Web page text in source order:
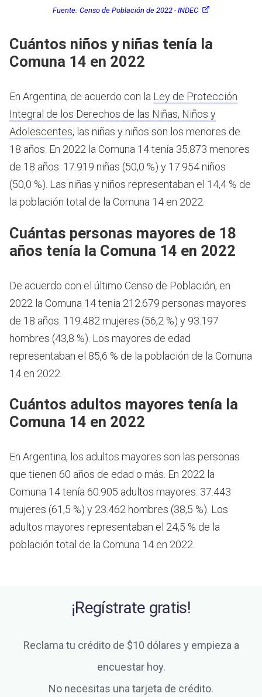
Fuente: Censo de Población de 2022 - INDEC
Cuántos niños y niñas tenía la
Comuna 14 en 2022
En Argentina, de acuerdo con la Ley de Protección
Integral de los Derechos de las Niñas, Niños y
Adolescentes, las niñas y niños son los menores de
18 años. En 2022 la Comuna 14 tenía 35.873 menores
de 18 años: 17.919 niñas (50,0 %) y 17.954 niños
(50,0 %). Las niñas y niños representaban el 14,4 % de
la población total de la Comuna 14 en 2022.
Cuántas personas mayores de 18
años tenía la Comuna 14 en 2022
De acuerdo con el último Censo de Población, en
2022 la Comuna 14 tenía 212.679 personas mayores
de 18 años: 119.482 mujeres (56,2 %) y 93.197
hombres (43,8 %). Los mayores de edad
representaban el 85,6 % de la población de la Comuna
14 en 2022.
Cuántos adultos mayores tenía la
Comuna 14 en 2022
En Argentina, los adultos mayores son las personas
que tienen 60 años de edad o más. En 2022 la
Comuna 14 tenía 60.905 adultos mayores: 37.443
mujeres (61,5 %) y 23.462 hombres (38,5 %). Los
adultos mayores representaban el 24,5 % de la
población total de la Comuna 14 en 2022.
¡Regístrate gratis!
Reclama tu crédito de $10 dólares y empieza a
encuestar hoy.
No necesitas una tarjeta de crédito.